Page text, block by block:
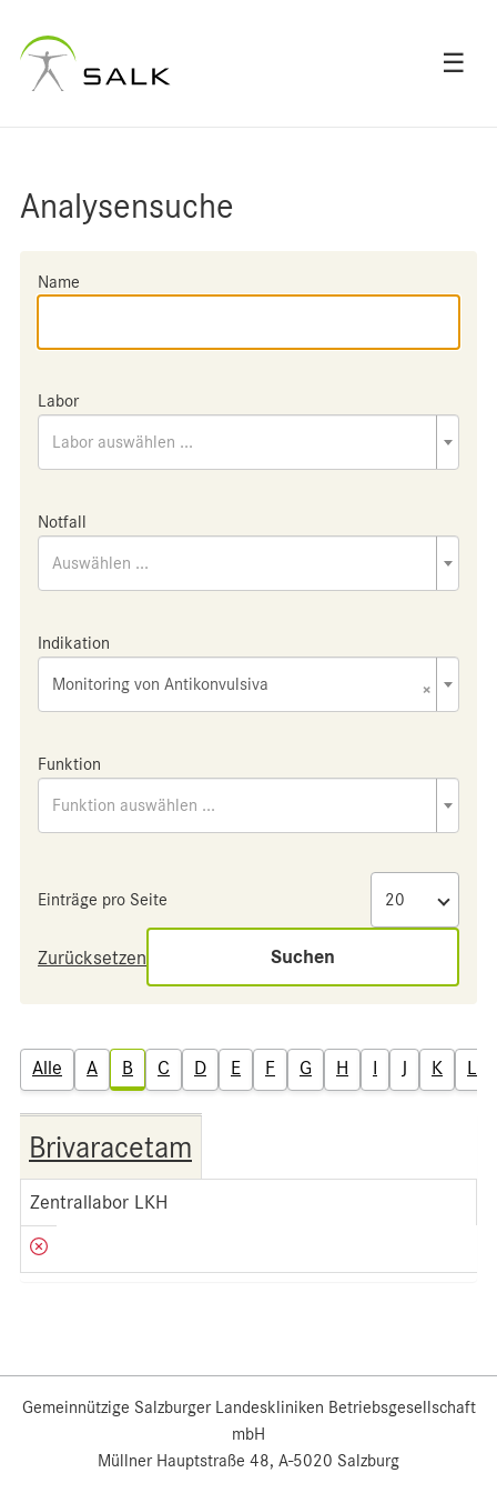
☰
Analysensuche
Name
Labor
Labor auswählen ...
Notfall
Auswählen ...
Indikation
×
Monitoring von Antikonvulsiva
Funktion
Funktion auswählen ...
Einträge pro Seite
Zurücksetzen Suchen
Alle A B C D E F G H I J K L
Brivaracetam
Zentrallabor LKH
Gemeinnützige Salzburger Landeskliniken Betriebsgesellschaft
mbH
Müllner Hauptstraße 48, A-5020 Salzburg